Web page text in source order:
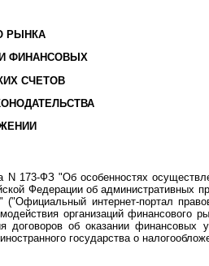
РЫНКА
ФИНАНСОВЫХ
СЧЕТОВ
N 173-ФЗ "Об особенностях
Федерации об административных
("Официальный интернет-портал
организаций финансового
договоров об оказании финансовых
государства о